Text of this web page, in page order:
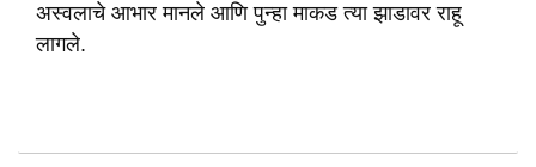
अस्वलाचे आभार मानले आणि पुन्हा माकड त्या झाडावर राहू
लागले.